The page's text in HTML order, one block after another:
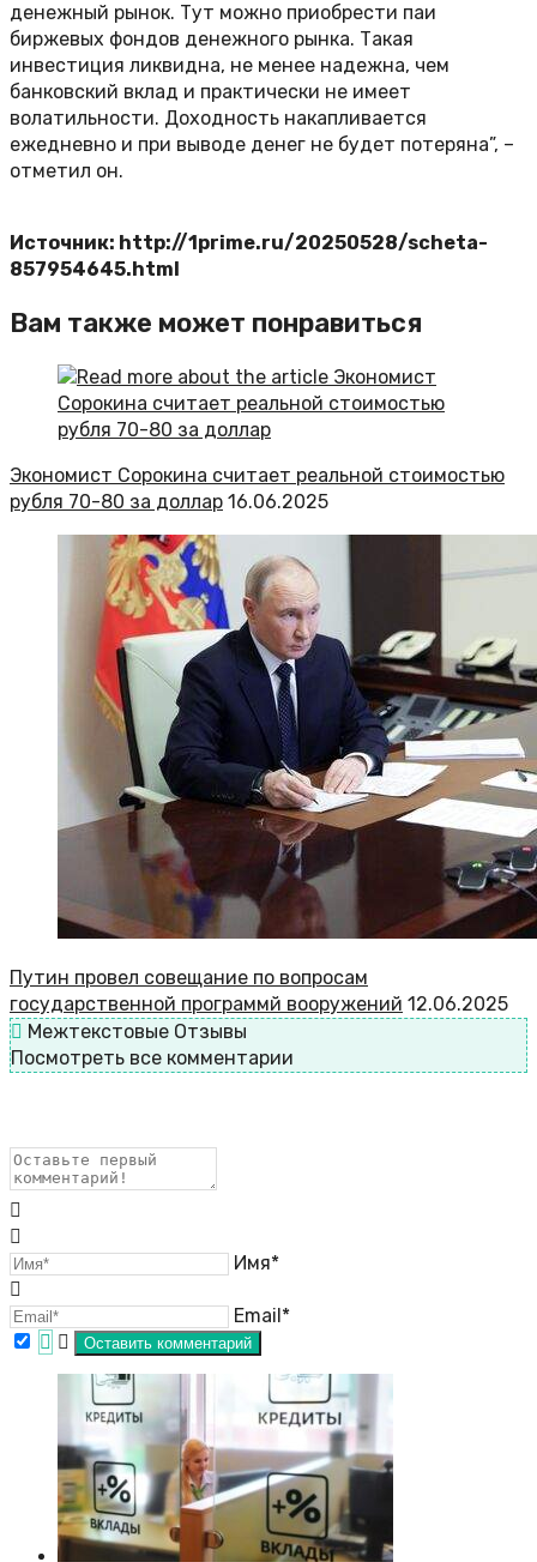
денежный рынок. Тут можно приобрести паи
биржевых фондов денежного рынка. Такая
инвестиция ликвидна, не менее надежна, чем
банковский вклад и практически не имеет
волатильности. Доходность накапливается
ежедневно и при выводе денег не будет потеряна”, –
отметил он.
Источник: http://1prime.ru/20250528/scheta-
857954645.html
Вам также может понравиться
Экономист Сорокина считает реальной стоимостью
рубля 70-80 за доллар 16.06.2025
Путин провел совещание по вопросам
государственной программй вооружений 12.06.2025
Межтекстовые Отзывы
Посмотреть все комментарии
Имя*
Email*